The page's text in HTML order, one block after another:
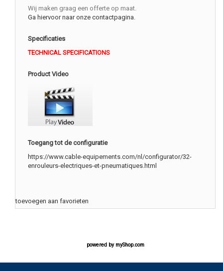
Wij maken graag een offerte op maat.
Ga hiervoor naar onze contactpagina.
Specificaties
TECHNICAL SPECIFICATIONS
Product Video
Toegang tot de configuratie
https://www.cable-equipements.com/nl/configurator/32-
enrouleurs-electriques-et-pneumatiques.html
toevoegen aan favorieten
powered by myShop.com